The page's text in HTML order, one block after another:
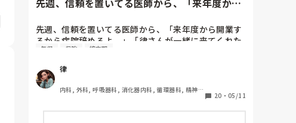
先週、信頼を置いてる医師から、「来年度から
先週、信頼を置いてる医師から、「来年度から開業す
るから病院辞めるよ。」「律さんが一緒に来てくれた
ら色々仕事頼めるし、職員採用、教育とか心強いし、
経営も勉強してくれたら…年収もココより出すからど
う？」って誘われてしまった…
現在は中規模病院(220床)の混合病棟(40床)で師長して
ます。年収は言えませんが、それなりに頂いて、福利
厚生も整って居ます。年齢的にも立場的にもう転職は
年収 保険 終末期
律
内科, 外科, 呼吸器科, 消化器内科, 循環器科, 精神
消化器外科, 慢性期, 終末期
20 ・ 05/11